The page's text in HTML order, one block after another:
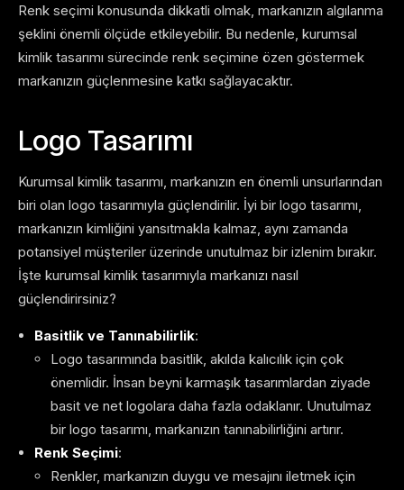
Renk seçimi konusunda dikkatli olmak, markanızın algılanma
şeklini önemli ölçüde etkileyebilir. Bu nedenle, kurumsal
kimlik tasarımı sürecinde renk seçimine özen göstermek
markanızın güçlenmesine katkı sağlayacaktır.
Logo Tasarımı
Kurumsal kimlik tasarımı, markanızın en önemli unsurlarından
biri olan logo tasarımıyla güçlendirilir. İyi bir logo tasarımı,
markanızın kimliğini yansıtmakla kalmaz, aynı zamanda
potansiyel müşteriler üzerinde unutulmaz bir izlenim bırakır.
İşte kurumsal kimlik tasarımıyla markanızı nasıl
güçlendirirsiniz?
Basitlik ve Tanınabilirlik:
Logo tasarımında basitlik, akılda kalıcılık için çok
önemlidir. İnsan beyni karmaşık tasarımlardan ziyade
basit ve net logolara daha fazla odaklanır. Unutulmaz
bir logo tasarımı, markanızın tanınabilirliğini artırır.
Renk Seçimi:
Renkler, markanızın duygu ve mesajını iletmek için